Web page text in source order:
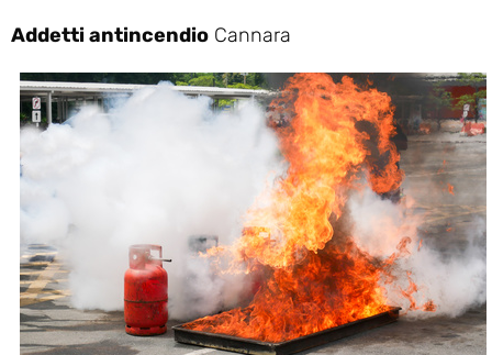
Addetti antincendio Cannara